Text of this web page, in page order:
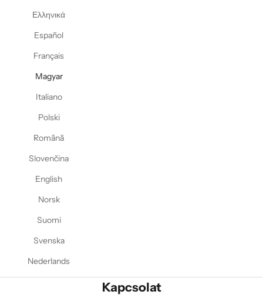
Ελληνικά
Español
Français
Magyar
Italiano
Polski
Română
Slovenčina
English
Norsk
Suomi
Svenska
Nederlands
Kapcsolat